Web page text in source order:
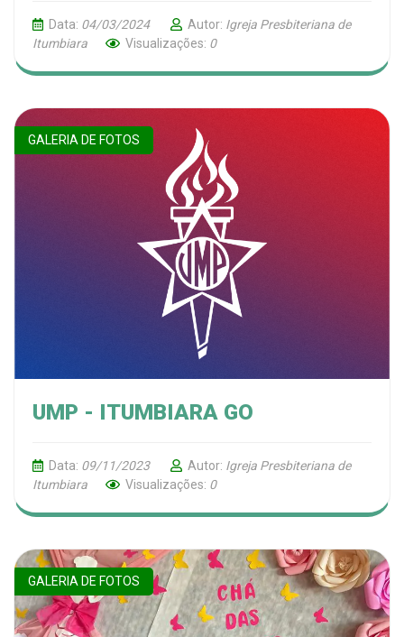
Data: 04/03/2024 Autor: Igreja Presbiteriana de
Itumbiara
Visualizações: 0
GALERIA DE FOTOS
UMP - ITUMBIARA GO
Data: 09/11/2023 Autor: Igreja Presbiteriana de
Itumbiara
Visualizações: 0
GALERIA DE FOTOS